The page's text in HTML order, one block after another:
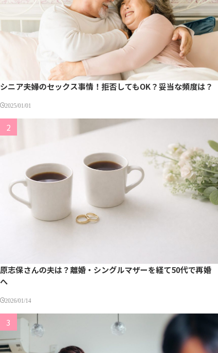
シニア夫婦のセックス事情！拒否してもOK？妥当な頻度は？
2025/01/01
原志保さんの夫は？離婚・シングルマザーを経て50代で再婚
へ
2026/01/14